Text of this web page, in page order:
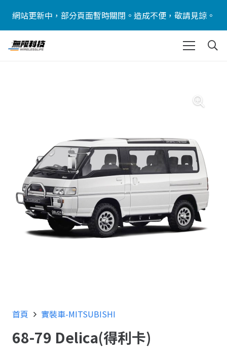
網站更新中，部分頁面暫時關閉。造成不便，敬請見諒。
首頁 實裝車-MITSUBISHI
68-79 Delica(得利卡)